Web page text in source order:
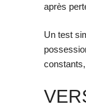
après
Un test